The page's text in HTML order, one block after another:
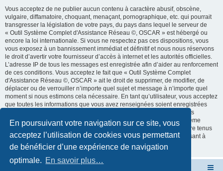
En poursuivant votre navigation sur ce site, vous
acceptez l’utilisation de cookies vous permettant
de bénéficier d’une expérience de navigation
optimale. En savoir plus…
Vous acceptez de ne publier aucun contenu à caractère abusif, obscène,
vulgaire, diffamatoire, choquant, menaçant, pornographique, etc. qui pourrait
transgresser la législation de votre pays, du pays dans lequel le serveur de
« Outil Système Complet d'Assistance Réseau ©, OSCAR » est hébergé ou
encore la loi internationale. Si vous ne respectez pas ces dispositions, vous
vous exposez à un bannissement immédiat et définitif et nous nous réservons
le droit d’avertir votre fournisseur d’accès à internet et les autorités officielles.
L’adresse IP de tous les messages est enregistrée afin d’aider au renforcement
de ces conditions. Vous acceptez le fait que « Outil Système Complet
d'Assistance Réseau ©, OSCAR » ait le droit de supprimer, de modifier, de
déplacer ou de verrouiller n’importe quel sujet et message à n’importe quel
moment si nous estimons cela nécessaire. En tant qu’utilisateur, vous acceptez
que toutes les informations que vous avez renseignées soient enregistrées
dans notre base de données. Bien que ces informations ne seront pas
diffusées à une tierce partie sans votre consentement, ni « Outil Système
Complet d'Assistance Réseau ©, OSCAR », ni phpBB, ne pourront être tenus
comme responsables en cas de tentative de piratage informatique visant à
compromettre vos données.